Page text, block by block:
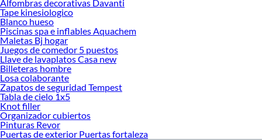
Alfombras decorativas Davanti
Tape kinesiologico
Blanco hueso
Piscinas spa e inflables Aquachem
Maletas Bj hogar
Juegos de comedor 5 puestos
Llave de lavaplatos Casa new
Billeteras hombre
Losa colaborante
Zapatos de seguridad Tempest
Tabla de cielo 1x5
Knot filler
Organizador cubiertos
Pinturas Revor
Puertas de exterior Puertas fortaleza